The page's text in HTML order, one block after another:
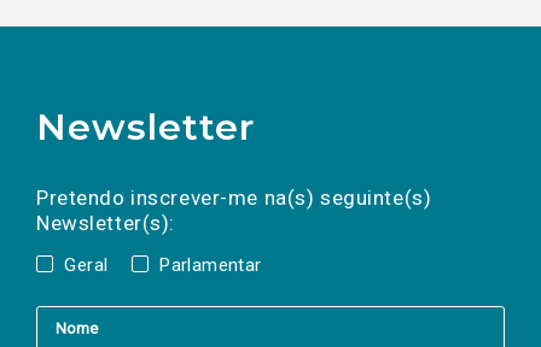
Newsletter
Pretendo inscrever-me na(s) seguinte(s)
Newsletter(s):
Geral Parlamentar
a(s) newsletter(s).
mail